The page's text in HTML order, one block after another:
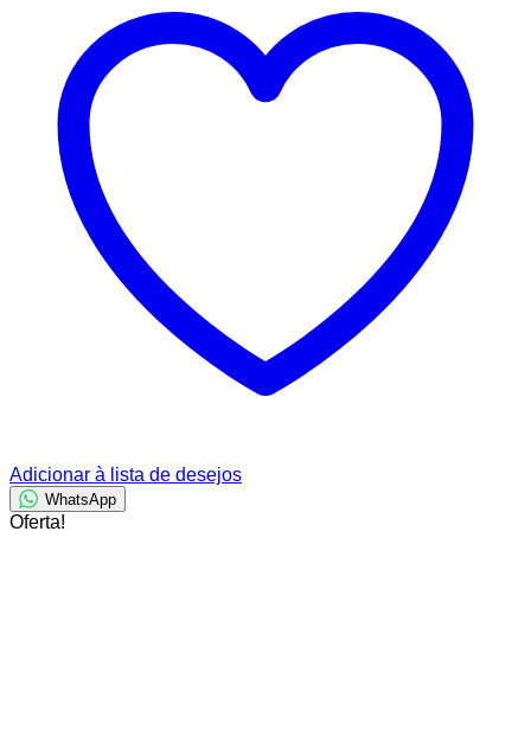
Adicionar à lista de desejos
WhatsApp
Oferta!